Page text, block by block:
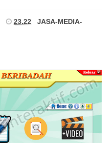
23.22
JASA-MEDIA-